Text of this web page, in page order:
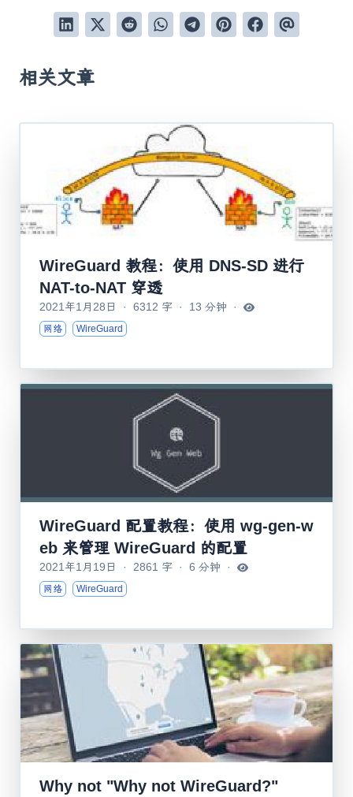
相关文章
WireGuard 教程：使用 DNS-SD 进行
NAT-to-NAT 穿透
2021年1月28日 · 6312 字 · 13 分钟 ·
网络 WireGuard
WireGuard 配置教程：使用 wg-gen-w
eb 来管理 WireGuard 的配置
2021年1月19日 · 2861 字 · 6 分钟 ·
网络 WireGuard
Why not "Why not WireGuard?"